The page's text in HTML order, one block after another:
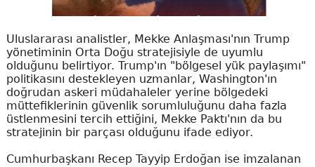
Uluslararası analistler, Mekke Anlaşması'nın Trump
yönetiminin Orta Doğu stratejisiyle de uyumlu
olduğunu belirtiyor. Trump'ın "bölgesel yük paylaşımı"
politikasını destekleyen uzmanlar, Washington'ın
doğrudan askeri müdahaleler yerine bölgedeki
müttefiklerinin güvenlik sorumluluğunu daha fazla
üstlenmesini tercih ettiğini, Mekke Paktı'nın da bu
stratejinin bir parçası olduğunu ifade ediyor.
Cumhurbaşkanı Recep Tayyip Erdoğan ise imzalanan